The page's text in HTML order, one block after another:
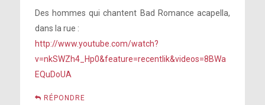
Des hommes qui chantent Bad Romance acapella,
dans la rue :
http://www.youtube.com/watch?
v=nkSWZh4_Hp0&feature=recentlik&videos=8BWa
EQuDoUA
RÉPONDRE